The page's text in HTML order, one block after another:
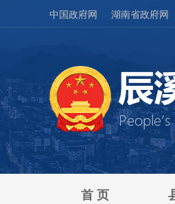
中国政府网 湖南省政府网
首 页